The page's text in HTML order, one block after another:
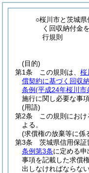
○桜川市と茨城
く回収納付金
行規則
(目的)
第1条
この規則は、 桜
償契約に基づく回収
条例(平成24年桜川市
施行に関し必要な事
(用語)
第2条
この規則におけ
よる。
(求償権の放棄等に係
第3条
茨城県信用保証
条例第3条に定める
事項を記載した求償
出しなければならない